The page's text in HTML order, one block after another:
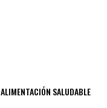
ALIMENTACIÓN SALUDABLE